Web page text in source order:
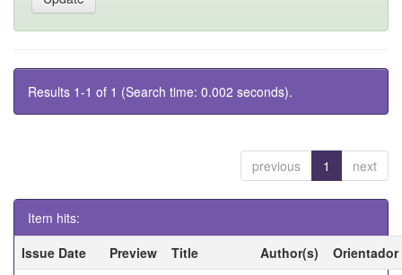
Results 1-1 of 1 (Search time: 0.002 seconds).
previous 1 next
Item hits:
Issue Date
Preview Title Author(s)
Orientador